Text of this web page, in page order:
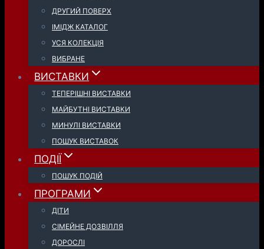
ДРУГИЙ ПОВЕРХ
ІМІДЖ КАТАЛОГ
УСЯ КОЛЕКЦІЯ
ВИБРАНЕ
ВИСТАВКИ
ТЕПЕРІШНІ ВИСТАВКИ
МАЙБУТНІ ВИСТАВКИ
МИНУЛІ ВИСТАВКИ
ПОШУК ВИСТАВОК
ПОДІЇ
ПОШУК ПОДІЙ
ПРОГРАМИ
ДІТИ
СІМЕЙНЕ ДОЗВІЛЛЯ
ДОРОСЛІ